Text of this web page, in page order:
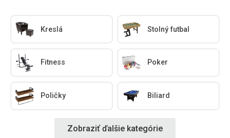
Kreslá Stolný futbal
Fitness Poker
Poličky Biliard
Zobraziť ďalšie kategórie